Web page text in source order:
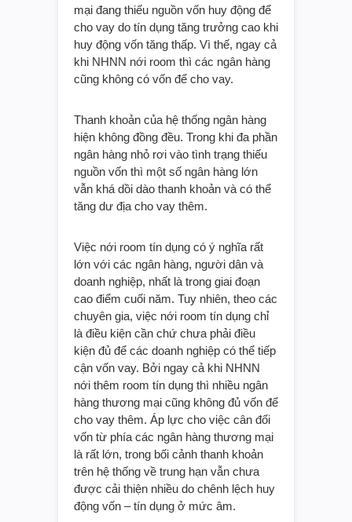
mại đang thiếu nguồn vốn huy động để
cho vay do tín dụng tăng trưởng cao khi
huy động vốn tăng thấp. Vì thế, ngay cả
khi NHNN nới room thì các ngân hàng
cũng không có vốn để cho vay.
Thanh khoản của hệ thống ngân hàng
hiện không đồng đều. Trong khi đa phần
ngân hàng nhỏ rơi vào tình trạng thiếu
nguồn vốn thì một số ngân hàng lớn
vẫn khá dồi dào thanh khoản và có thể
tăng dư địa cho vay thêm.
Việc nới room tín dụng có ý nghĩa rất
lớn với các ngân hàng, người dân và
doanh nghiệp, nhất là trong giai đoạn
cao điểm cuối năm. Tuy nhiên, theo các
chuyên gia, việc nới room tín dụng chỉ
là điều kiện cần chứ chưa phải điều
kiện đủ để các doanh nghiệp có thể tiếp
cận vốn vay. Bởi ngay cả khi NHNN
nới thêm room tín dụng thì nhiều ngân
hàng thương mại cũng không đủ vốn để
cho vay thêm. Áp lực cho việc cân đối
vốn từ phía các ngân hàng thương mại
là rất lớn, trong bối cảnh thanh khoản
trên hệ thống về trung hạn vẫn chưa
được cải thiện nhiều do chênh lệch huy
động vốn – tín dụng ở mức âm.